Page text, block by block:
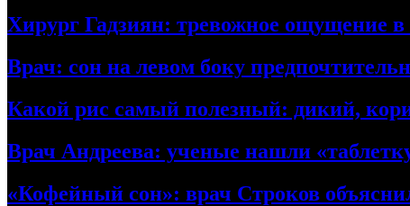
Хирург Гадзиян: тревожное ощущение
Врач: сон на левом боку
Какой рис самый полезный: дикий,
Врач Андреева: ученые нашли
«Кофейный сон»: врач Строков